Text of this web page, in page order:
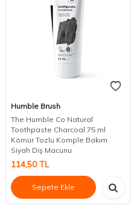
Humble Brush
The Humble Co Natural
Toothpaste Charcoal 75 ml
Kömür Tozlu Komple Bakım
Siyah Diş Macunu
114,50TL
Sepete Ekle